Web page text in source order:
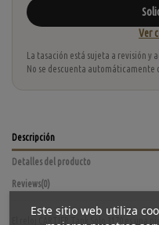
Ver
La tasación está sujeta a revisión y
No se descuenta automáticamente
Descripción
Detalles del producto
Reviews(0)
El reloj CARTIER Tank Solo 3170 es
Este sitio web utiliza